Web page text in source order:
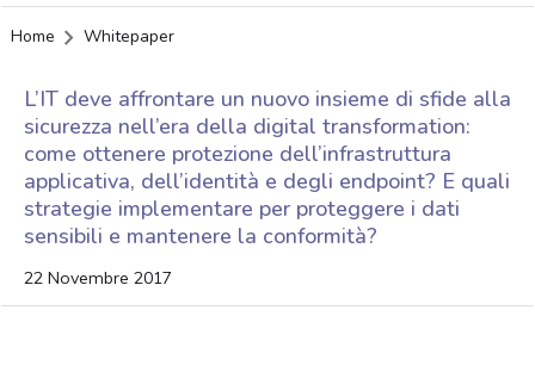
Home Whitepaper
L’IT deve affrontare un nuovo insieme di sfide alla
sicurezza nell’era della digital transformation:
come ottenere protezione dell’infrastruttura
applicativa, dell’identità e degli endpoint? E quali
strategie implementare per proteggere i dati
sensibili e mantenere la conformità?
22 Novembre 2017